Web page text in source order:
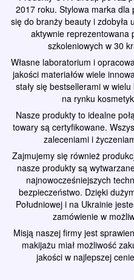
2017 roku. Stylowa marka dla
się do branży beauty i zdobyła
aktywnie reprezentowana
szkoleniowych w 30
Własne laboratorium i
jakości materiałów wiele
stały się bestsellerami w
na rynku
Nasze produkty to idealne
towary są certyfikowane.
zaleceniami i
Zajmujemy się również
nasze produkty są
najnowocześniejszych
bezpieczeństwo. Dzięki
Południowej i na Ukrainie
zamówienie w
Misją naszej firmy jest
makijażu miał możliwość
jakości w najlepszej